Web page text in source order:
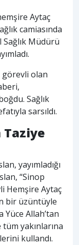
Aytaç
camiasında
Müdürü
görevli olan
Sağlık
sarsıldı.
Taziye
yayımladığı
“Sinop
Hemşire Aytaç
bir üzüntüyle
Allah’tan
yakınlarına
kullandı.